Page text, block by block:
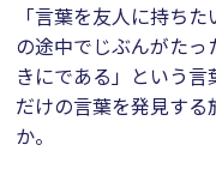
「言葉を友人に持ち
の途中でじぶんがた
きにである」という
だけの言葉を発見す
か。